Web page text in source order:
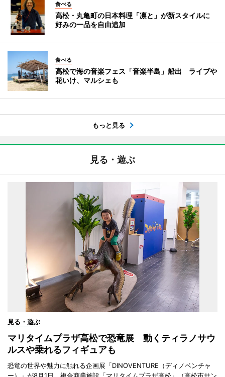
食べる
高松・丸亀町の日本料理「凛と」が新スタイルに
好みの一品を自由追加
食べる
高松で海の音楽フェス「音楽半島」船出 ライブや
花いけ、マルシェも
もっと見る
見る・遊ぶ
見る・遊ぶ
マリタイムプラザ高松で恐竜展 動くティラノサウ
ルスや乗れるフィギュアも
恐竜の世界や魅力に触れる企画展「DINOVENTURE（ディノベンチャ